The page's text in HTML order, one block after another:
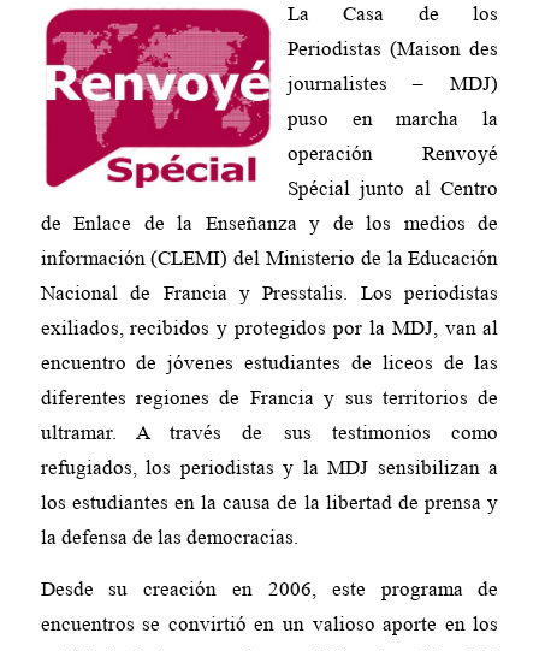
La Casa de los
Periodistas (Maison des
journalistes – MDJ)
puso en marcha la
operación Renvoyé
Spécial junto al Centro
de Enlace de la Enseñanza y de los medios de
información (CLEMI) del Ministerio de la Educación
Nacional de Francia y Presstalis. Los periodistas
exiliados, recibidos y protegidos por la MDJ, van al
encuentro de jóvenes estudiantes de liceos de las
diferentes regiones de Francia y sus territorios de
ultramar. A través de sus testimonios como
refugiados, los periodistas y la MDJ sensibilizan a
los estudiantes en la causa de la libertad de prensa y
la defensa de las democracias.
Desde su creación en 2006, este programa de
encuentros se convirtió en un valioso aporte en los